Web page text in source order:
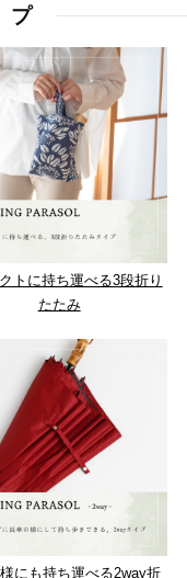
プ
トに持ち運べる3段折り
たたみ
にも持ち運べる2way折